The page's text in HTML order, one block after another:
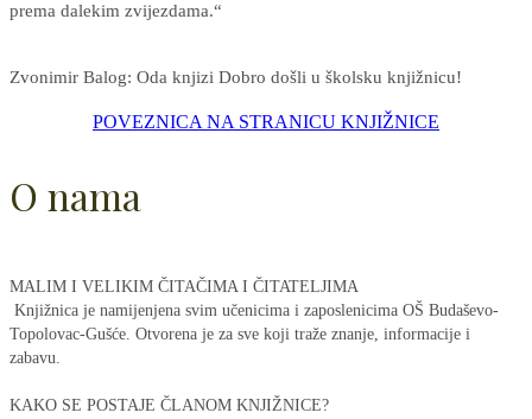
prema dalekim zvijezdama.“
Zvonimir Balog: Oda knjizi Dobro došli u školsku knjižnicu!
POVEZNICA NA STRANICU KNJIŽNICE
O nama
MALIM I VELIKIM ČITAČIMA I ČITATELJIMA
Knjižnica je namijenjena svim učenicima i zaposlenicima OŠ Budaševo-
Topolovac-Gušće. Otvorena je za sve koji traže znanje, informacije i
zabavu.
KAKO SE POSTAJE ČLANOM KNJIŽNICE?